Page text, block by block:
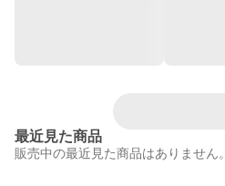
最近見た商品
販売中の最近見た商品はありません。